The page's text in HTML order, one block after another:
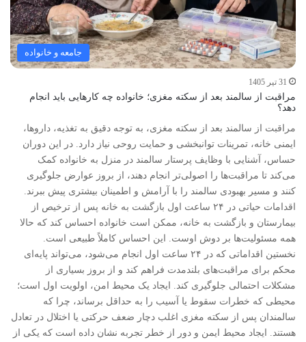
جامعه و خانواده
31 تیر 1405
مراقبت از سالمند بعد از سکته مغزی؛ خانواده چه کارهایی باید انجام
دهد؟
مراقبت از سالمند بعد از سکته مغزی، به توجه دقیق به تغذیه، داروها،
ایمنی خانه، تمرینات توانبخشی و حمایت روحی نیاز دارد. در این دوران
حساس، آشنایی با وظایف پرستار سالمند در منزل به خانواده کمک
می‌کند تا مراقبت‌ها را اصولی‌تر انجام دهند، از بروز عوارض جلوگیری
کنند و مسیر بهبودی سالمند را با آرامش و اطمینان بیشتری پیش ببرند.
اقدامات حیاتی در ۲۴ ساعت اول بازگشت به خانه پس از ترخیص از
بیمارستان و بازگشت به خانه، ممکن است خانواده احساس کند که حالا
همه مسئولیت‌ها بر دوش اوست. این احساس کاملاً طبیعی است.
نخستین اقداماتی که در ۲۴ ساعت اول انجام می‌شود، می‌تواند پایه‌ای
محکم برای مراقبت‌های بلندمدت فراهم کند و از بروز بسیاری از
مشکلات احتمالی جلوگیری کند. ایجاد یک محیط امن، اولویت اول است؛
محیطی که خطرات سقوط یا آسیب را به حداقل برساند، چرا که
سالمندان پس از سکته مغزی اغلب دچار ضعف حرکتی یا اختلال در تعادل
هستند. ایجاد محیط ایمن و دور از خطر تجربه نشان داده است که یکی از